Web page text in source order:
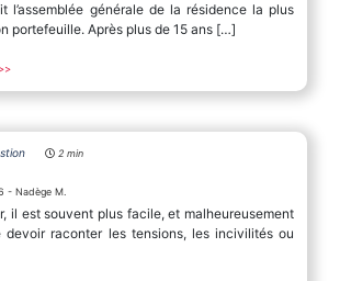
l’assemblée générale de la résidence la plus
portefeuille. Après plus de 15 ans […]
2 min
- Nadège M.
il est souvent plus facile, et malheureusement
devoir raconter les tensions, les incivilités ou